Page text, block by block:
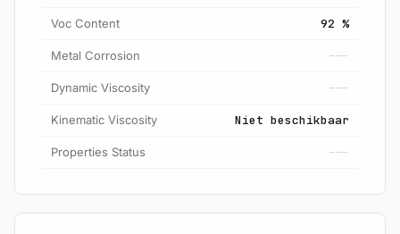
Voc Content 92 %
Metal Corrosion ---
Dynamic Viscosity ---
Kinematic Viscosity Niet beschikbaar
Properties Status ---